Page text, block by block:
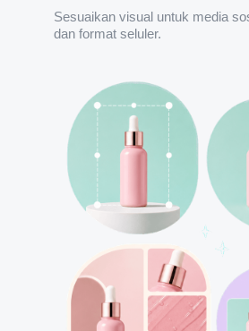
Sesuaikan visual untuk media
dan format seluler.